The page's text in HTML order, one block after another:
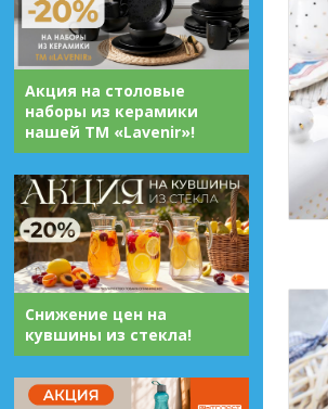
Акция на столовые
наборы из керамики
нашей ТМ «Lavenir»!
Снижение цен на
кувшины из стекла!